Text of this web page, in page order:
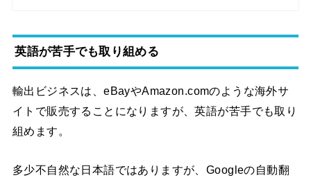
英語が苦手でも取り組める
輸出ビジネスは、eBayやAmazon.comのような海外サ
イトで販売することになりますが、英語が苦手でも取り
組めます。
多少不自然な日本語ではありますが、 Googleの自動翻